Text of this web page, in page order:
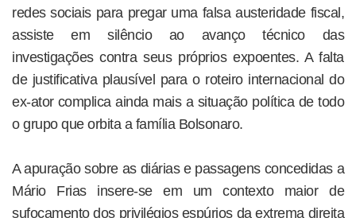
redes sociais para pregar uma falsa austeridade fiscal,
assiste em silêncio ao avanço técnico das
investigações contra seus próprios expoentes. A falta
de justificativa plausível para o roteiro internacional do
ex-ator complica ainda mais a situação política de todo
o grupo que orbita a família Bolsonaro.
A apuração sobre as diárias e passagens concedidas a
Mário Frias insere-se em um contexto maior de
sufocamento dos privilégios espúrios da extrema direita